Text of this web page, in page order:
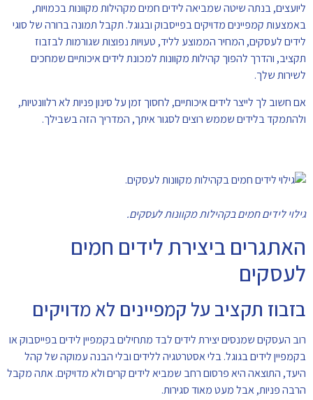
ליועצים, בנתה שיטה שמביאה לידים חמים מקהילות מקוונות בכמויות,
באמצעות קמפיינים מדויקים בפייסבוק ובגוגל. תקבל תמונה ברורה של סוגי
לידים לעסקים, המחיר הממוצע לליד, טעויות נפוצות שגורמות לבזבוז
תקציב, והדרך להפוך קהילות מקוונות למכונת לידים איכותיים שמחכים
לשירות שלך.
אם חשוב לך לייצר לידים איכותיים, לחסוך זמן על סינון פניות לא רלוונטיות,
ולהתמקד בלידים שממש רוצים לסגור איתך, המדריך הזה בשבילך.
גילוי לידים חמים בקהילות מקוונות לעסקים.
האתגרים ביצירת לידים חמים
לעסקים
בזבוז תקציב על קמפיינים לא מדויקים
רוב העסקים שמנסים יצירת לידים לבד מתחילים בקמפיין לידים בפייסבוק או
בקמפיין לידים בגוגל. בלי אסטרטגיה ללידים ובלי הבנה עמוקה של קהל
היעד, התוצאה היא פרסום רחב שמביא לידים קרים ולא מדויקים. אתה מקבל
הרבה פניות, אבל מעט מאוד סגירות.